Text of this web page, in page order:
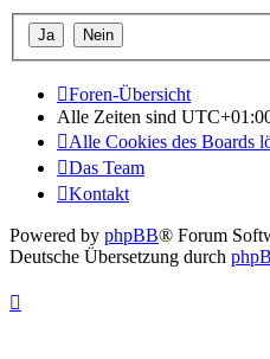
Foren-Übersicht
Alle Zeiten sind
Alle Cookies des Boards
Das Team
Kontakt
Powered by phpBB® Forum
Deutsche Übersetzung durch